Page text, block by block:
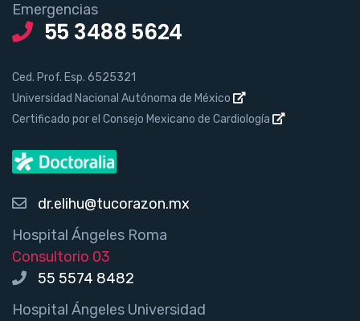
Emergencias
55 3488 5624
Ced. Prof. Esp. 6525321
Universidad Nacional Autónoma de México
Certificado por el Consejo Mexicano de Cardiología
dr.elihu@tucorazon.mx
Hospital Ángeles Roma
Consultorio 03
55 5574 8482
Hospital Ángeles Universidad